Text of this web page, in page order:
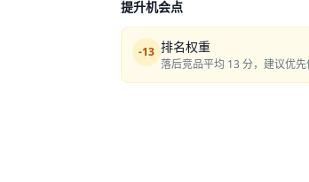
提升机会点
-13 排名权重
落后竞品平均 13 分，建议优